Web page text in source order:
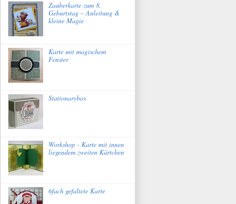
Zauberkarte zum 8.
Geburtstag – Anleitung &
kleine Magie
Karte mit magischem
Fenster
Stationarybox
Workshop - Karte mit innen
liegendem zweiten Kärtchen
6fach gefaltete Karte